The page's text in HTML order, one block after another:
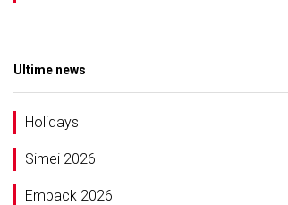
Ultime news
Holidays
Simei 2026
Empack 2026